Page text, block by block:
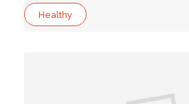
Healthy